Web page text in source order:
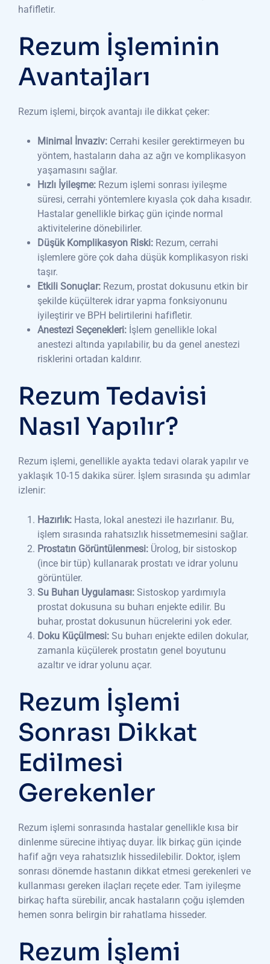
hafifletir.
Rezum İşleminin
Avantajları
Rezum işlemi, birçok avantajı ile dikkat çeker:
Minimal İnvaziv: Cerrahi kesiler gerektirmeyen bu
yöntem, hastaların daha az ağrı ve komplikasyon
yaşamasını sağlar.
Hızlı İyileşme: Rezum işlemi sonrası iyileşme
süresi, cerrahi yöntemlere kıyasla çok daha kısadır.
Hastalar genellikle birkaç gün içinde normal
aktivitelerine dönebilirler.
Düşük Komplikasyon Riski: Rezum, cerrahi
işlemlere göre çok daha düşük komplikasyon riski
taşır.
Etkili Sonuçlar: Rezum, prostat dokusunu etkin bir
şekilde küçülterek idrar yapma fonksiyonunu
iyileştirir ve BPH belirtilerini hafifletir.
Anestezi Seçenekleri: İşlem genellikle lokal
anestezi altında yapılabilir, bu da genel anestezi
risklerini ortadan kaldırır.
Rezum Tedavisi
Nasıl Yapılır?
Rezum işlemi, genellikle ayakta tedavi olarak yapılır ve
yaklaşık 10-15 dakika sürer. İşlem sırasında şu adımlar
izlenir:
Hazırlık: Hasta, lokal anestezi ile hazırlanır. Bu,
işlem sırasında rahatsızlık hissetmemesini sağlar.
Prostatın Görüntülenmesi: Ürolog, bir sistoskop
(ince bir tüp) kullanarak prostatı ve idrar yolunu
görüntüler.
Su Buharı Uygulaması: Sistoskop yardımıyla
prostat dokusuna su buharı enjekte edilir. Bu
buhar, prostat dokusunun hücrelerini yok eder.
Doku Küçülmesi: Su buharı enjekte edilen dokular,
zamanla küçülerek prostatın genel boyutunu
azaltır ve idrar yolunu açar.
Rezum İşlemi
Sonrası Dikkat
Edilmesi
Gerekenler
Rezum işlemi sonrasında hastalar genellikle kısa bir
dinlenme sürecine ihtiyaç duyar. İlk birkaç gün içinde
hafif ağrı veya rahatsızlık hissedilebilir. Doktor, işlem
sonrası dönemde hastanın dikkat etmesi gerekenleri ve
kullanması gereken ilaçları reçete eder. Tam iyileşme
birkaç hafta sürebilir, ancak hastaların çoğu işlemden
hemen sonra belirgin bir rahatlama hisseder.
Rezum İşlemi